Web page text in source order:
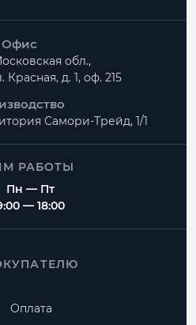
Офис
обл.,
д. 1, оф. 215
Самори-Трейд, 1/1
РАБОТЫ
Пн — Пт
— 18:00
Оплата